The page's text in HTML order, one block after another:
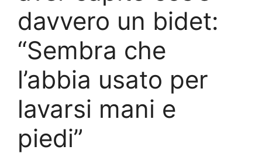
davvero un bidet:
“Sembra che
l’abbia usato per
lavarsi mani e
piedi”